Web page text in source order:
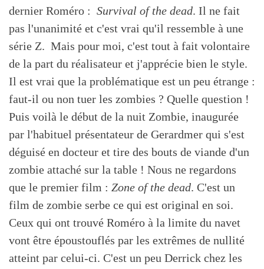
dernier Roméro : Survival of the dead. Il ne fait
pas l'unanimité et c'est vrai qu'il ressemble à une
série Z. Mais pour moi, c'est tout à fait volontaire
de la part du réalisateur et j'apprécie bien le style.
Il est vrai que la problématique est un peu étrange :
faut-il ou non tuer les zombies ? Quelle question !
Puis voilà le début de la nuit Zombie, inaugurée
par l'habituel présentateur de Gerardmer qui s'est
déguisé en docteur et tire des bouts de viande d'un
zombie attaché sur la table ! Nous ne regardons
que le premier film : Zone of the dead. C'est un
film de zombie serbe ce qui est original en soi.
Ceux qui ont trouvé Roméro à la limite du navet
vont être époustouflés par les extrêmes de nullité
atteint par celui-ci. C'est un peu Derrick chez les